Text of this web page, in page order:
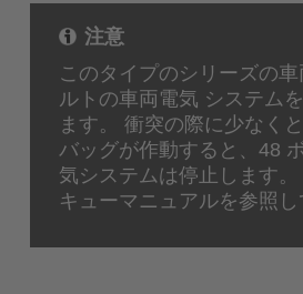
注意
このタイプのシリーズの
ルトの車両電気 システム
ます。 衝突の際に少なく
バッグが作動すると、48
気システムは停止します
キューマニュアルを参照し